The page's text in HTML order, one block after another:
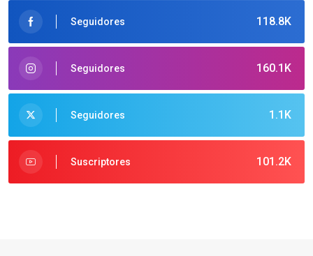
118.8K
Seguidores
160.1K
Seguidores
1.1K
Seguidores
101.2K
Suscriptores